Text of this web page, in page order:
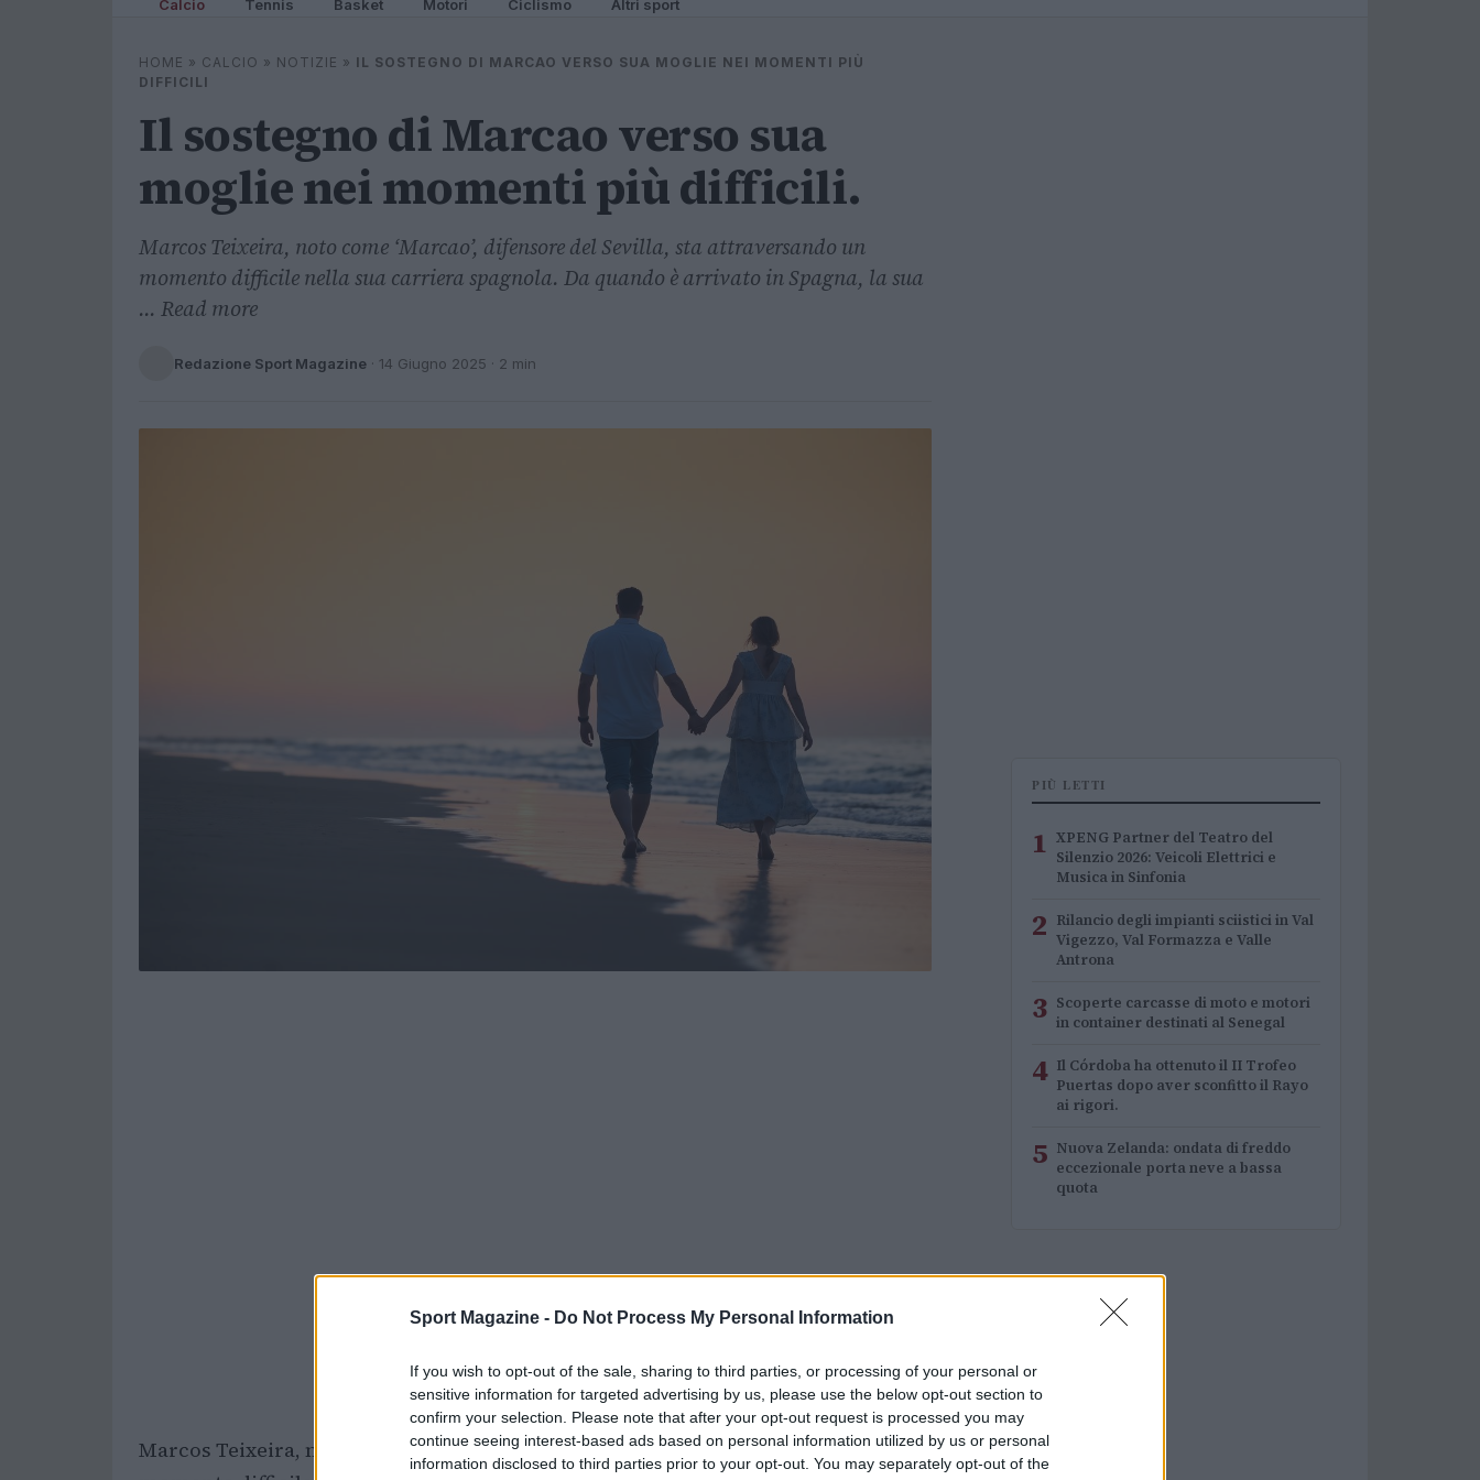
Sport Magazine - Do Not Process My Personal Information
If you wish to opt-out of the sale, sharing to third parties, or processing of your personal or
sensitive information for targeted advertising by us, please use the below opt-out section to
confirm your selection. Please note that after your opt-out request is processed you may
continue seeing interest-based ads based on personal information utilized by us or personal
information disclosed to third parties prior to your opt-out. You may separately opt-out of the
Calcio Tennis Basket Motori Ciclismo Altri sport
HOME » CALCIO » NOTIZIE » IL SOSTEGNO DI MARCAO VERSO SUA MOGLIE NEI MOMENTI PIÙ
DIFFICILI
Il sostegno di Marcao verso sua
moglie nei momenti più difficili.
Marcos Teixeira, noto come ‘Marcao’, difensore del Sevilla, sta attraversando un
momento difficile nella sua carriera spagnola. Da quando è arrivato in Spagna, la sua
... Read more
Redazione Sport Magazine · 14 Giugno 2025 · 2 min
Marcos Teixeira, noto come ‘Marcao’, difensore del Sevilla, sta attraversando un
PIÙ LETTI
1 XPENG Partner del Teatro del
Silenzio 2026: Veicoli Elettrici e
Musica in Sinfonia
2 Rilancio degli impianti sciistici in Val
Vigezzo, Val Formazza e Valle
Antrona
3 Scoperte carcasse di moto e motori
in container destinati al Senegal
4 Il Córdoba ha ottenuto il II Trofeo
Puertas dopo aver sconfitto il Rayo
ai rigori.
5 Nuova Zelanda: ondata di freddo
eccezionale porta neve a bassa
quota